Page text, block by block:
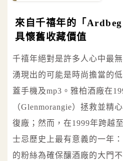
來自千禧年的「
具懷舊收藏價值
千禧年絕對是許多人心中最
湧現出的可能是時尚擔當的
蓋手機及mp3。雅柏酒廠在
（Glenmorangie）拯救並精
復廠；然而，在1999年跨越
士忌歷史上最有意義的一年
的粉絲為確保釀酒廠的大門